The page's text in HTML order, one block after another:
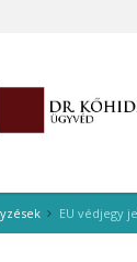
EU védjegy